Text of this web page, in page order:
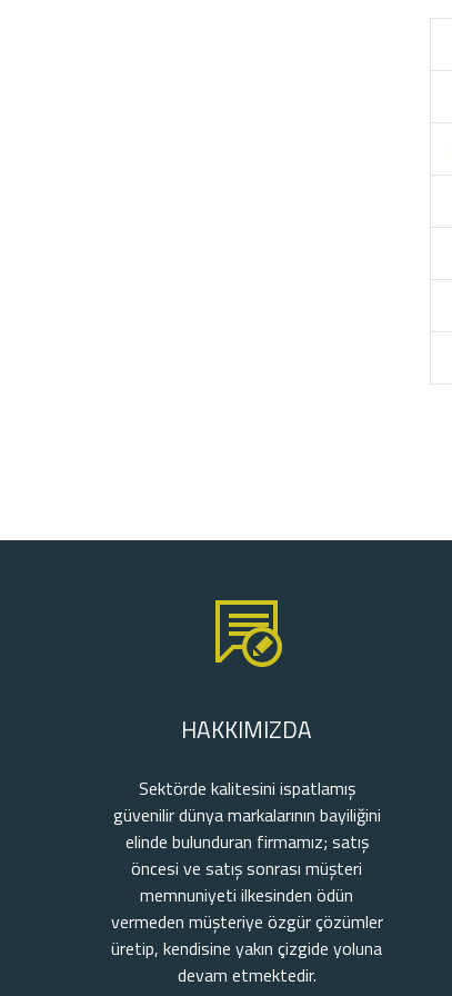
HAKKIMIZDA
Sektörde kalitesini ispatlamış
güvenilir dünya markalarının bayiliğini
elinde bulunduran firmamız; satış
öncesi ve satış sonrası müşteri
memnuniyeti ilkesinden ödün
vermeden müşteriye özgür çözümler
üretip, kendisine yakın çizgide yoluna
devam etmektedir.